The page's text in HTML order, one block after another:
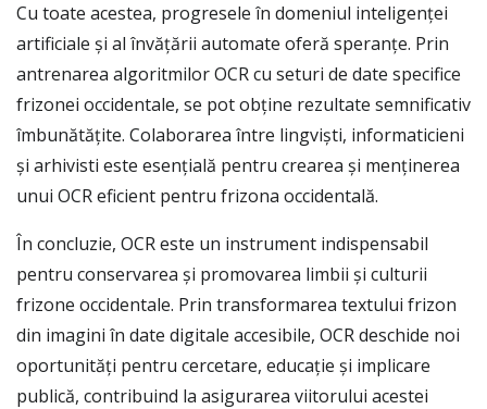
Cu toate acestea, progresele în domeniul inteligenței
artificiale și al învățării automate oferă speranțe. Prin
antrenarea algoritmilor OCR cu seturi de date specifice
frizonei occidentale, se pot obține rezultate semnificativ
îmbunătățite. Colaborarea între lingviști, informaticieni
și arhivisti este esențială pentru crearea și menținerea
unui OCR eficient pentru frizona occidentală.
În concluzie, OCR este un instrument indispensabil
pentru conservarea și promovarea limbii și culturii
frizone occidentale. Prin transformarea textului frizon
din imagini în date digitale accesibile, OCR deschide noi
oportunități pentru cercetare, educație și implicare
publică, contribuind la asigurarea viitorului acestei